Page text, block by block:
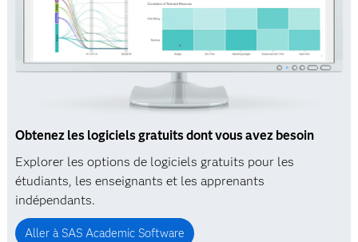
Obtenez les logiciels gratuits dont vous avez besoin
Explorer les options de logiciels gratuits pour les
étudiants, les enseignants et les apprenants
indépendants.
Aller à SAS Academic Software